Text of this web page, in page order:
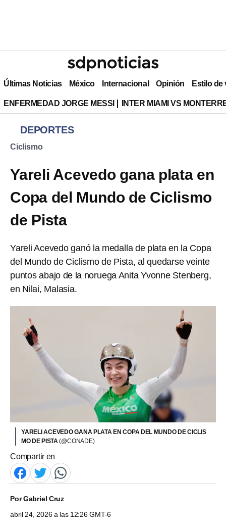
Últimas Noticias México Internacional Opinión Estilo de
ENFERMEDAD JORGE MESSI INTER MIAMI VS
DEPORTES
Ciclismo
Yareli Acevedo gana plata en
Copa del Mundo de Ciclismo
de Pista
Yareli Acevedo ganó la medalla de plata en la Copa
del Mundo de Ciclismo de Pista, al quedarse veinte
puntos abajo de la noruega Anita Yvonne Stenberg,
en Nilai, Malasia.
YARELI ACEVEDO GANA PLATA EN COPA DEL MUNDO DE CICLIS
MO DE PISTA(@CONADE)
Compartir en
PorGabriel Cruz
abril 24, 2026 a las 12:26 GMT-6